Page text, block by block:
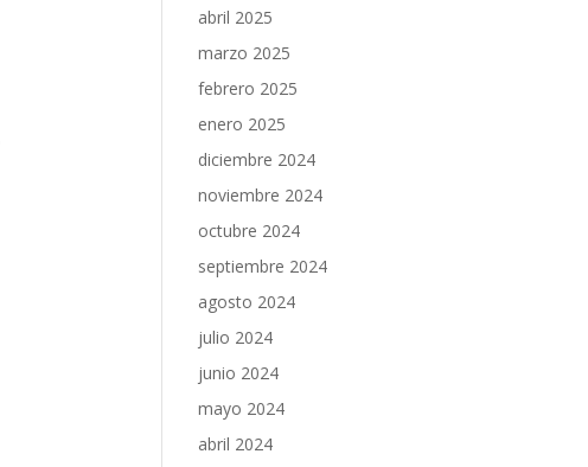
abril 2025
marzo 2025
febrero 2025
enero 2025
diciembre 2024
noviembre 2024
octubre 2024
septiembre 2024
agosto 2024
julio 2024
junio 2024
mayo 2024
abril 2024